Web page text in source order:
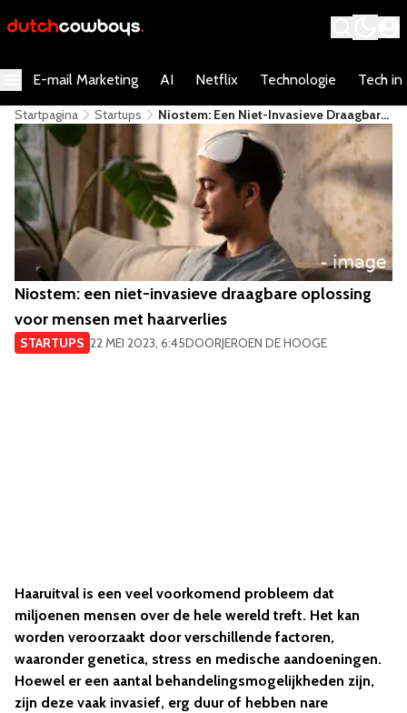
E-mail Marketing AI Netflix Technologie Tech in
Startpagina Startups
Niostem: Een Niet-Invasieve Draagbare
Oplossing Voor Mensen Met
Haarverlies
Niostem: een niet-invasieve draagbare oplossing
voor mensen met haarverlies
STARTUPS 22 MEI 2023, 6:45DOORJEROEN DE HOOGE
Haaruitval is een veel voorkomend probleem dat
miljoenen mensen over de hele wereld treft. Het kan
worden veroorzaakt door verschillende factoren,
waaronder genetica, stress en medische aandoeningen.
Hoewel er een aantal behandelingsmogelijkheden zijn,
zijn deze vaak invasief, erg duur of hebben nare